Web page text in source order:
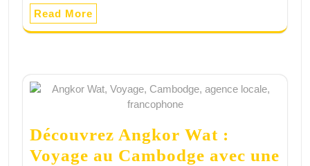
Read More
Découvrez Angkor Wat :
Voyage au Cambodge avec une